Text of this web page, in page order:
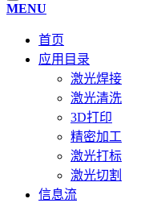
MENU
首页
应用目录
激光焊接
激光清洗
3D打印
精密加工
激光打标
激光切割
信息流